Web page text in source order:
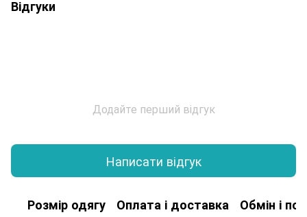
Відгуки
Додайте перший відгук
Написати відгук
Розмір одягу Оплата і доставка Обмін і